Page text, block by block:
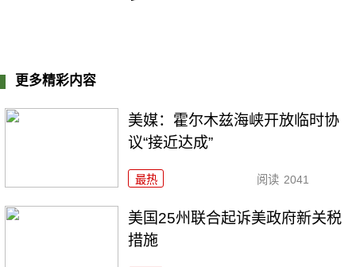
更多精彩内容
美媒：霍尔木兹海峡开放临时协
议“接近达成”
最热 阅读 2041
美国25州联合起诉美政府新关税
措施